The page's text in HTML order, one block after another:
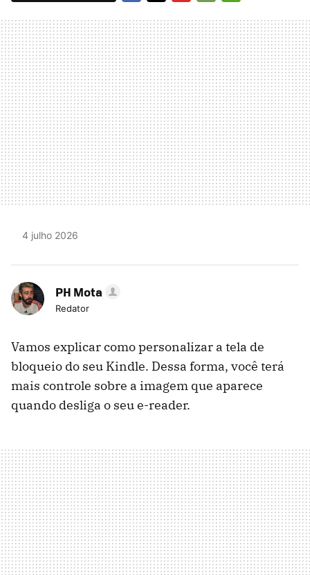
MAIL
4 julho 2026
PH Mota
Redator
Vamos explicar como personalizar a tela de
bloqueio do seu Kindle. Dessa forma, você terá
mais controle sobre a imagem que aparece
quando desliga o seu e-reader.